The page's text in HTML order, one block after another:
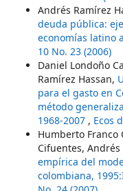
Andrés Ramírez
deuda pública:
economías latino
10 No. 23 (2006)
Daniel Londoño
Ramírez Hassan,
para el gasto en
método
1968-2007 , Ecos
Humberto Franco
Cifuentes, Andrés
empírica del
colombiana,